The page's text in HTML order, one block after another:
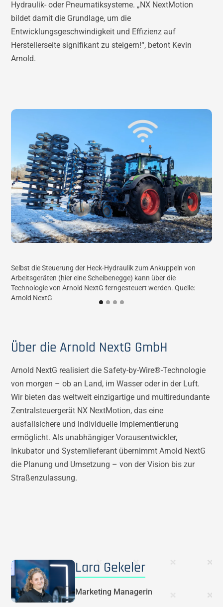
Hydraulik- oder Pneumatiksysteme. „NX NextMotion
bildet damit die Grundlage, um die
Entwicklungsgeschwindigkeit und Effizienz auf
Herstellerseite signifikant zu steigern!“, betont Kevin
Arnold.
Selbst die Steuerung der Heck-Hydraulik zum Ankuppeln von
Arbeitsgeräten (hier eine Scheibenegge) kann über die
Technologie von Arnold NextG ferngesteuert werden. Quelle:
Arnold NextG
Über die Arnold NextG GmbH
Arnold NextG realisiert die Safety-by-Wire®-Technologie
von morgen – ob an Land, im Wasser oder in der Luft.
Wir bieten das weltweit einzigartige und multiredundante
Zentralsteuergerät NX NextMotion, das eine
ausfallsichere und individuelle Implementierung
ermöglicht. Als unabhängiger Vorausentwickler,
Inkubator und Systemlieferant übernimmt Arnold NextG
die Planung und Umsetzung – von der Vision bis zur
Straßenzulassung.
Lara Gekeler
Marketing Managerin